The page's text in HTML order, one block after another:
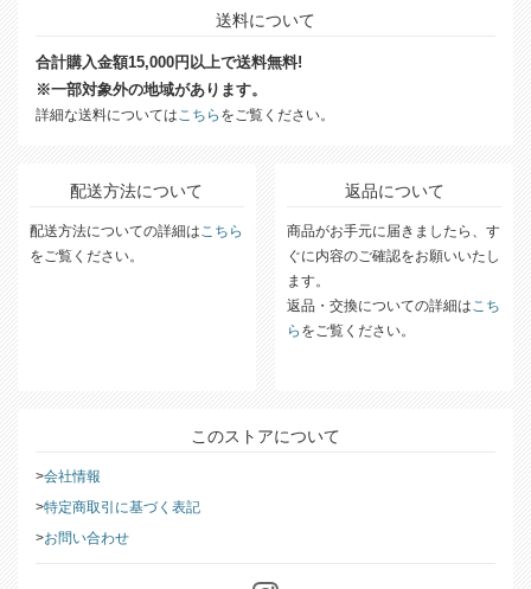
送料について
合計購入金額15,000円以上で送料無料!
※一部対象外の地域があります。
詳細な送料については こちら をご覧ください。
配送方法について
配送方法についての詳細は こちら
をご覧ください。
返品について
商品がお手元に届きましたら、す
ぐに内容のご確認をお願いいたし
ます。
返品・交換についての詳細は こち
ら をご覧ください。
このストアについて
会社情報
特定商取引に基づく表記
お問い合わせ